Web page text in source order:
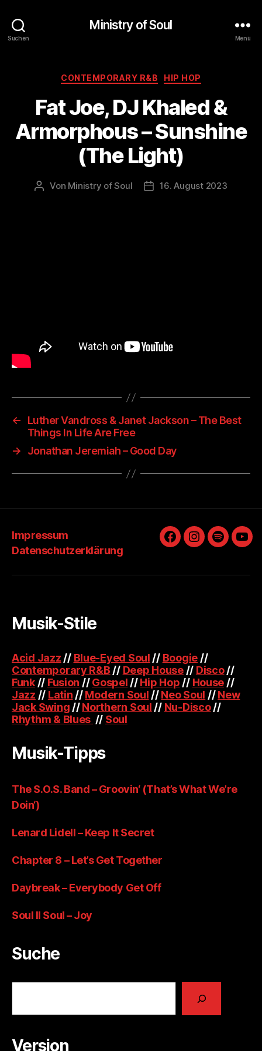
Suchen
Ministry of Soul
Menü
Kategorien
CONTEMPORARY R&B HIP HOP
Fat Joe, DJ Khaled &
Armorphous – Sunshine
(The Light)
Beitragsautor
Von Ministry of Soul Veröffentlichungsdatum
16. August 2023
←
Luther Vandross & Janet Jackson – The Best
Things In Life Are Free
→
Jonathan Jeremiah – Good Day
Impressum
Datenschutzerklärung
FacebookInstagram
Spotify
Musik-Stile
Acid Jazz // Blue-Eyed Soul // Boogie //
Contemporary R&B // Deep House// Disco//
Funk// Fusion //Gospel //Hip Hop // House //
Jazz // Latin //Modern Soul //Neo Soul //New
Jack Swing //Northern Soul // Nu-Disco//
Rhythm & Blues // Soul
Musik-Tipps
The S.O.S. Band – Groovin‘ (That’s What We’re
Doin‘)
Lenard Lidell – Keep It Secret
Chapter 8 – Let’s Get Together
Daybreak – Everybody Get Off
Soul II Soul – Joy
Suche
Version